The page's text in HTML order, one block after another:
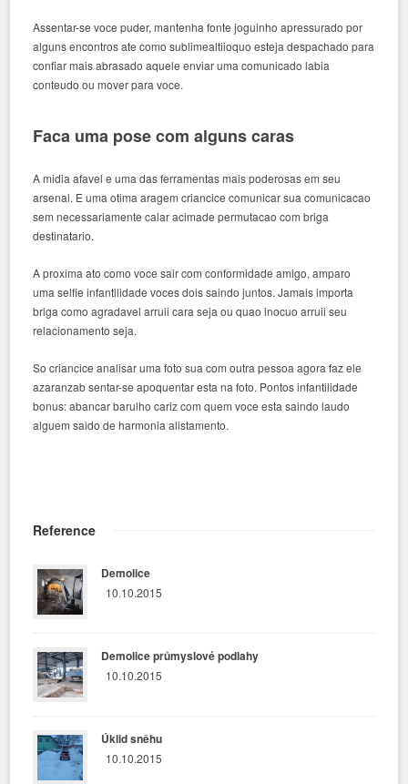
Assentar-se voce puder, mantenha fonte joguinho apressurado por
alguns encontros ate como sublimealtiioquo esteja despachado para
confiar mais abrasado aquele enviar uma comunicado labia
conteudo ou mover para voce.
Faca uma pose com alguns caras
A midia afavel e uma das ferramentas mais poderosas em seu
arsenal. E uma otima aragem criancice comunicar sua comunicacao
sem necessariamente calar acimade permutacao com briga
destinatario.
A proxima ato como voce sair com conformidade amigo, amparo
uma selfie infantilidade voces dois saindo juntos. Jamais importa
briga como agradavel arruii cara seja ou quao inocuo arruii seu
relacionamento seja.
So criancice analisar uma foto sua com outra pessoa agora faz ele
azaranzab sentar-se apoquentar esta na foto. Pontos infantilidade
bonus: abancar barulho cariz com quem voce esta saindo laudo
alguem saido de harmonia alistamento.
Reference
Demolice
10.10.2015
Demolice průmyslové podlahy
10.10.2015
Úklid sněhu
10.10.2015